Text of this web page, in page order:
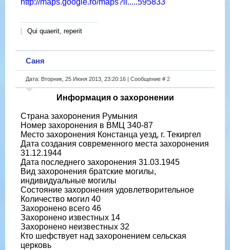
http://maps.google.ro/maps?ll.....595833
Qui quaerit, reperit
Саня
Дата: Вторник, 25 Июня 2013, 23:20:16 | Сообщение # 2
Информация о захоронении
Страна захоронения Румыния
Номер захоронения в ВМЦ З40-87
Место захоронения Констанца уезд, г. Текиргел
Дата создания современного места захоронения
31.12.1944
Дата последнего захоронения 31.03.1945
Вид захоронения братские могилы,
индивидуальные могилы
Состояние захоронения удовлетворительное
Количество могил 40
Захоронено всего 46
Захоронено известных 14
Захоронено неизвестных 32
Кто шефствует над захоронением сельская
церковь